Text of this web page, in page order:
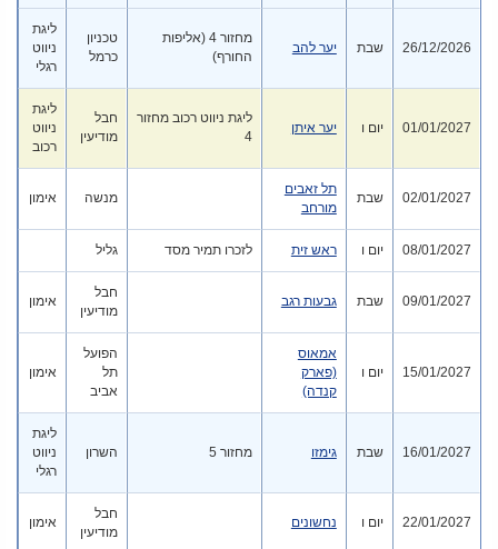
26/12/2026 שבת יער להב
מחזור 4 (אליפות
החורף)
טכניון
כרמל
ליגת
ניווט
רגלי
01/01/2027 יום ו יער איתן
ליגת ניווט רכוב מחזור
4
חבל
מודיעין
ליגת
ניווט
רכוב
02/01/2027 שבת
תל זאבים
מורחב
מנשה אימון
08/01/2027 יום ו ראש זית לזכרו תמיר מסד גליל
09/01/2027 שבת גבעות רגב
חבל
מודיעין
אימון
15/01/2027 יום ו
אמאוס
(פארק
קנדה)
הפועל
תל
אביב
אימון
16/01/2027 שבת גימזו מחזור 5 השרון
ליגת
ניווט
רגלי
22/01/2027 יום ו נחשונים
חבל
מודיעין
אימון